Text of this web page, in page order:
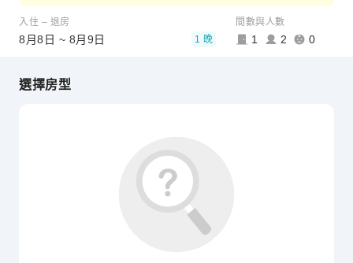
入住 – 退房
8月8日 ~ 8月9日 1 晚
間數與人數
1 2 0
選擇房型